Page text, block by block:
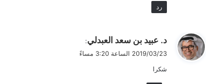
رد
ي
ق
ل
د. عبيد بن سعد العبدلي:
2019/03/23 الساعة 3:20 مساءً
شكرا